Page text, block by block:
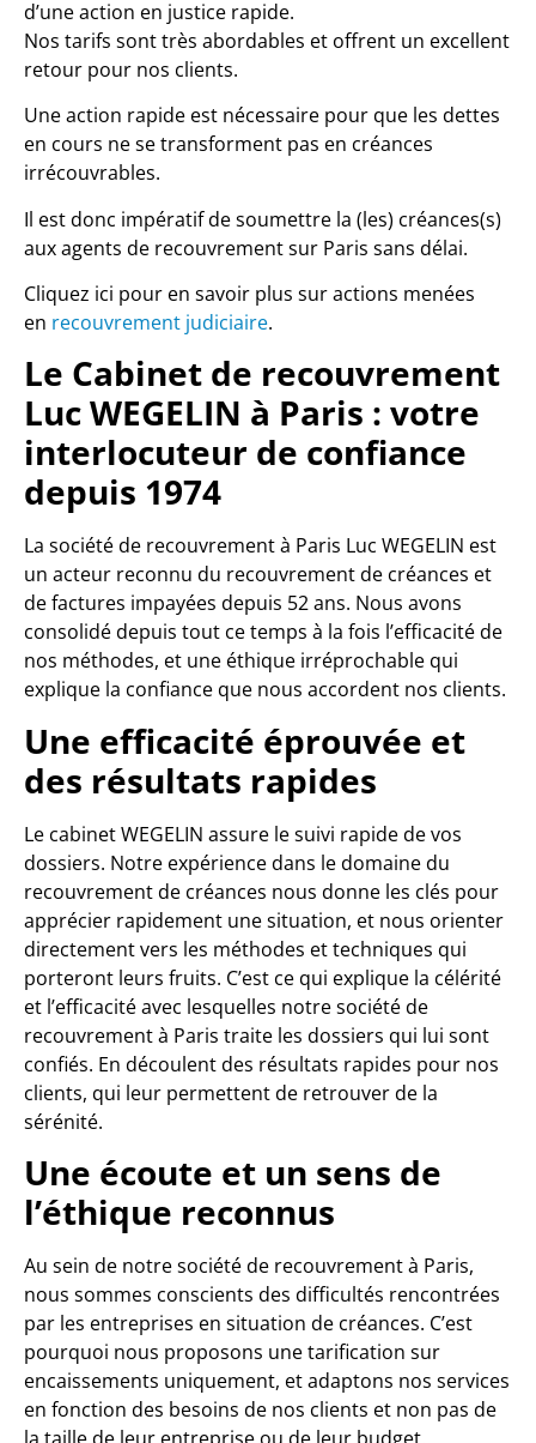
d’une action en justice rapide.
Nos tarifs sont très abordables et offrent un excellent
retour pour nos clients.
Une action rapide est nécessaire pour que les dettes
en cours ne se transforment pas en créances
irrécouvrables.
Il est donc impératif de soumettre la (les) créances(s)
aux agents de recouvrement sur Paris sans délai.
Cliquez ici pour en savoir plus sur actions menées
en recouvrement judiciaire.
Le Cabinet de recouvrement
Luc WEGELIN à Paris : votre
interlocuteur de confiance
depuis 1974
La société de recouvrement à Paris Luc WEGELIN est
un acteur reconnu du recouvrement de créances et
de factures impayées depuis 52 ans. Nous avons
consolidé depuis tout ce temps à la fois l’efficacité de
nos méthodes, et une éthique irréprochable qui
explique la confiance que nous accordent nos clients.
Une efficacité éprouvée et
des résultats rapides
Le cabinet WEGELIN assure le suivi rapide de vos
dossiers. Notre expérience dans le domaine du
recouvrement de créances nous donne les clés pour
apprécier rapidement une situation, et nous orienter
directement vers les méthodes et techniques qui
porteront leurs fruits. C’est ce qui explique la célérité
et l’efficacité avec lesquelles notre société de
recouvrement à Paris traite les dossiers qui lui sont
confiés. En découlent des résultats rapides pour nos
clients, qui leur permettent de retrouver de la
sérénité.
Une écoute et un sens de
l’éthique reconnus
Au sein de notre société de recouvrement à Paris,
nous sommes conscients des difficultés rencontrées
par les entreprises en situation de créances. C’est
pourquoi nous proposons une tarification sur
encaissements uniquement, et adaptons nos services
en fonction des besoins de nos clients et non pas de